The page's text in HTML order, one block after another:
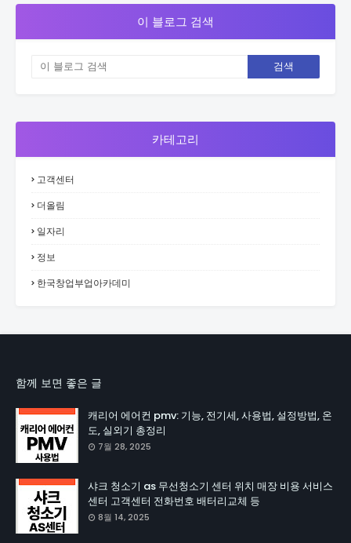
이 블로그 검색
카테고리
고객센터
더올림
일자리
정보
한국창업부업아카데미
함께 보면 좋은 글
캐리어 에어컨 pmv: 기능, 전기세, 사용법, 설정방법, 온
도, 실외기 총정리
7월 28, 2025
샤크 청소기 as 무선청소기 센터 위치 매장 비용 서비스
센터 고객센터 전화번호 배터리교체 등
8월 14, 2025